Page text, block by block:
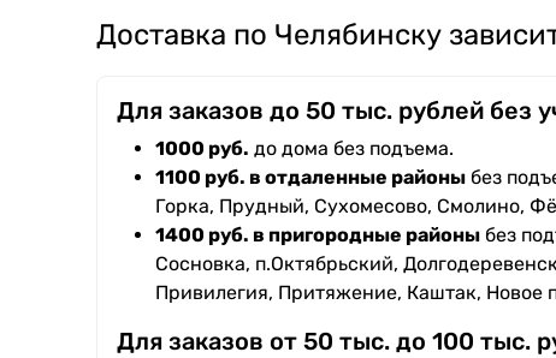
Доставка по Челябинску
Для заказов до 50 тыс. рублей без
1000 руб. до дома без подъема.
1100 руб. в отдаленные районы без
Горка, Прудный, Сухомесово, Смолино,
1400 руб. в пригородные районы без
Сосновка, п.Октябрьский,
Привилегия, Притяжение, Каштак, Новое
Для заказов от 50 тыс. до 100 тыс.